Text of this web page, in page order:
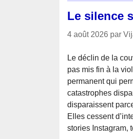
Le silence
4 août 2026 par
Le déclin de la
pas mis fin à la
permanent qui
catastrophes
disparaissent
Elles cessent
stories Instagram,